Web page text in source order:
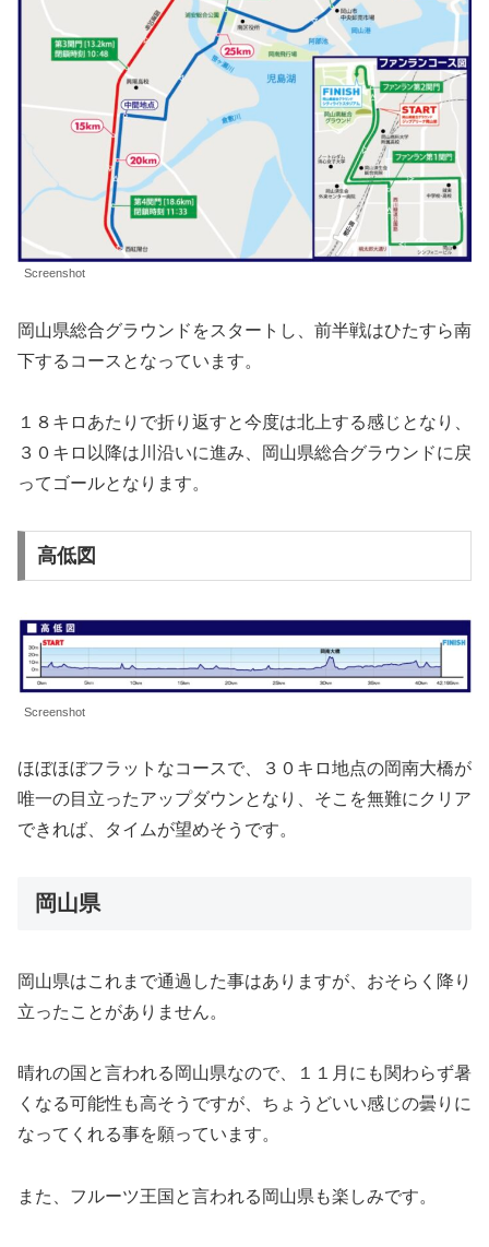
Screenshot
岡山県総合グラウンドをスタートし、前半戦はひたすら南
下するコースとなっています。
１８キロあたりで折り返すと今度は北上する感じとなり、
３０キロ以降は川沿いに進み、岡山県総合グラウンドに戻
ってゴールとなります。
高低図
Screenshot
ほぼほぼフラットなコースで、３０キロ地点の岡南大橋が
唯一の目立ったアップダウンとなり、そこを無難にクリア
できれば、タイムが望めそうです。
岡山県
岡山県はこれまで通過した事はありますが、おそらく降り
立ったことがありません。
晴れの国と言われる岡山県なので、１１月にも関わらず暑
くなる可能性も高そうですが、ちょうどいい感じの曇りに
なってくれる事を願っています。
また、フルーツ王国と言われる岡山県も楽しみです。